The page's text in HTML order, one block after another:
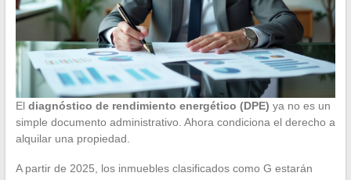
El diagnóstico de rendimiento energético (DPE) ya no es un
simple documento administrativo. Ahora condiciona el derecho a
alquilar una propiedad.
A partir de 2025, los inmuebles clasificados como G estarán